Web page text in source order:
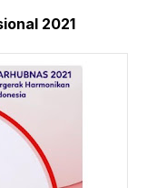
2021